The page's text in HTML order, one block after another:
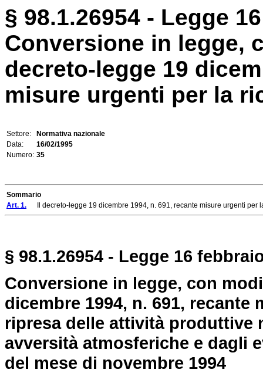
§ 98.1.26954 - Legge
Conversione in legge,
decreto-legge 19
misure urgenti per la
Settore:
Normativa nazionale
Data:
16/02/1995
Numero: 35
Sommario
Art. 1. Il decreto-legge 19 dicembre 1994, n. 691, recante misure urgenti per
§ 98.1.26954 - Legge 16
Conversione in legge, con
dicembre 1994, n. 691,
ripresa delle attività produttive
avversità atmosferiche e dagli
del mese di novembre 1994